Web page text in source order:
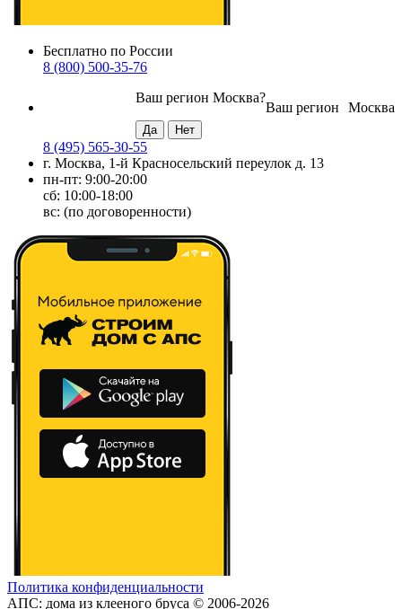
Бесплатно по России
8 (800) 500-35-76
Москва
Ваш регион
Ваш регион Москва?
8 (495) 565-30-55
г. Москва, 1-й Красносельский переулок д. 13
пн-пт: 9:00-20:00
сб: 10:00-18:00
вс: (по договоренности)
Политика конфиденциальности
АПС: дома из клееного бруса © 2006-2026